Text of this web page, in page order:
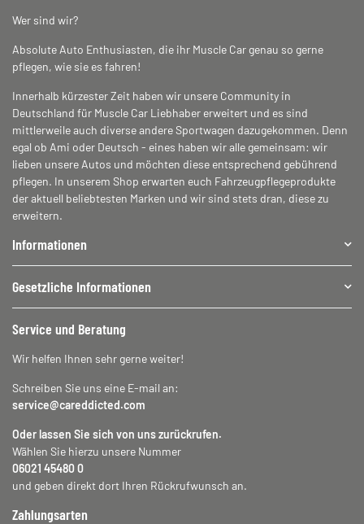
Wer sind wir?
Absolute Auto Enthusiasten, die ihr Muscle Car genau so gerne
pflegen, wie sie es fahren!
Innerhalb kürzester Zeit haben wir unsere Community in
Deutschland für Muscle Car Liebhaber erweitert und es sind
mittlerweile auch diverse andere Sportwagen dazugekommen. Denn
egal ob Ami oder Deutsch - eines haben wir alle gemeinsam: wir
lieben unsere Autos und möchten diese entsprechend gebührend
pflegen. In unserem Shop erwarten euch Fahrzeugpflegeprodukte
der aktuell beliebtesten Marken und wir sind stets dran, diese zu
erweitern.
Informationen
Gesetzliche Informationen
Service und Beratung
Wir helfen Ihnen sehr gerne weiter!
Schreiben Sie uns eine E-mail an:
service@careddicted.com
Oder lassen Sie sich von uns zurückrufen.
Wählen Sie hierzu unsere Nummer
06021 45480 0
und geben direkt dort Ihren Rückrufwunsch an.
Zahlungsarten